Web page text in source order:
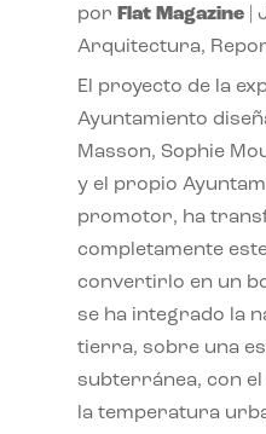
por Flat Magazine|
Arquitectura,
El proyecto de la
Ayuntamiento
Masson, Sophie
y el propio
promotor, ha
completamente
convertirlo en un
se ha integrado la
tierra, sobre una
subterránea, con
la temperatura